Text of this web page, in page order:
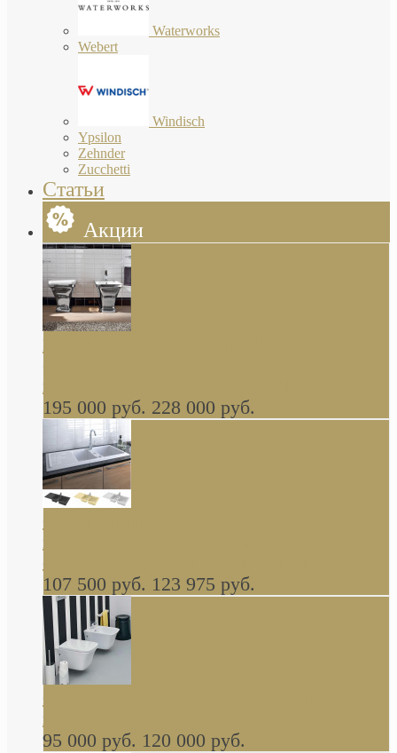
Waterworks
Webert
Windisch
Ypsilon
Zehnder
Zucchetti
Статьи
Акции
Butterfly Scarabeo КОМПЛЕКТ санфаянса
глянцевая платина В НАЛИЧИИ
195 000 руб. 228 000 руб.
керамическая мойка 1160 x 510 мм белая,
серая, черная, бежевая В НАЛИЧИИ
107 500 руб. 123 975 руб.
навесное КОМПЛЕКТ
95 000 руб. 120 000 руб.